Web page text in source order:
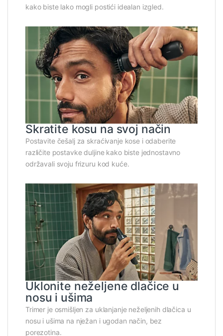
kako biste lako mogli postići idealan izgled.
Skratite kosu na svoj način
Postavite češalj za skraćivanje kose i odaberite
različite postavke duljine kako biste jednostavno
održavali svoju frizuru kod kuće.
Uklonite neželjene dlačice u
nosu i ušima
Trimer je osmišljen za uklanjanje neželjenih dlačica u
nosu i ušima na nježan i ugodan način, bez
porezotina.